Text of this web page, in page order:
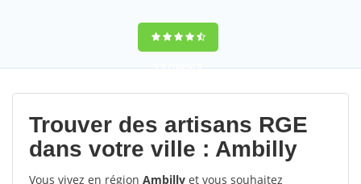
9,5(100%) 0
votes
Trouver des artisans RGE
dans votre ville : Ambilly
Vous vivez en région Ambilly et vous souhaitez